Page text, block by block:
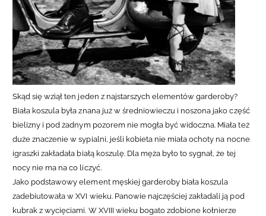
Skąd się wziął ten jeden z najstarszych elementów garderoby?
Biała koszula była znana już w średniowieczu i noszona jako część
bielizny i pod żadnym pozorem nie mogła być widoczna. Miała też
duże znaczenie w sypialni, jeśli kobieta nie miała ochoty na nocne
igraszki zakładała białą koszulę. Dla męża było to sygnał, że tej
nocy nie ma na co liczyć.
Jako podstawowy element męskiej garderoby biała koszula
zadebiutowała w XVI wieku. Panowie najczęściej zakładali ją pod
kubrak z wycięciami. W XVIII wieku bogato zdobione kołnierze